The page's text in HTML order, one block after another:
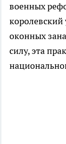
военных
королевский
оконных
силу, эта